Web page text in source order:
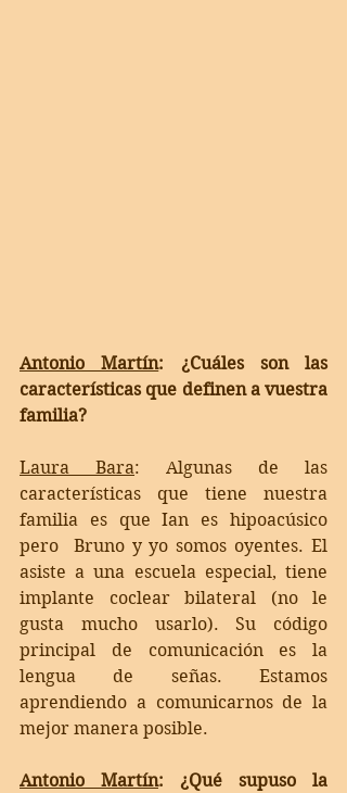
Antonio Martín: ¿Cuáles son las
características que definen a vuestra
familia?
Laura Bara: Algunas de las
características que tiene nuestra
familia es que Ian es hipoacúsico
pero  Bruno y yo somos oyentes. El
asiste a una escuela especial, tiene
implante coclear bilateral (no le
gusta mucho usarlo). Su código
principal de comunicación es la
lengua de señas. Estamos
aprendiendo a comunicarnos de la
mejor manera posible.
Antonio Martín: ¿Qué supuso la